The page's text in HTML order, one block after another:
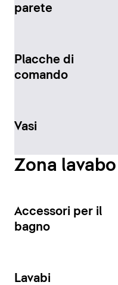
parete
Placche di
comando
Vasi
Zona lavabo
Accessori per il
bagno
Lavabi